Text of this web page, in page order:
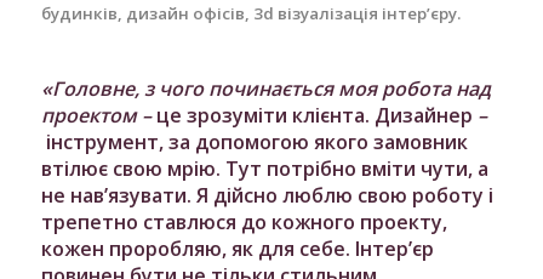
будинків, дизайн офісів, 3d візуалізація інтер’єру.
«Головне, з чого починається моя робота над
проектом–це зрозуміти клієнта. Дизайнер –
інструмент, за допомогою якого замовник
втілює свою мрію. Тут потрібно вміти чути, а
не нав’язувати. Я дійсно люблю свою роботу і
трепетно ​​ставлюся до кожного проекту,
кожен проробляю, як для себе. Інтер’єр